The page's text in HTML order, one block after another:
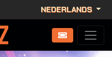
NEDERLANDS